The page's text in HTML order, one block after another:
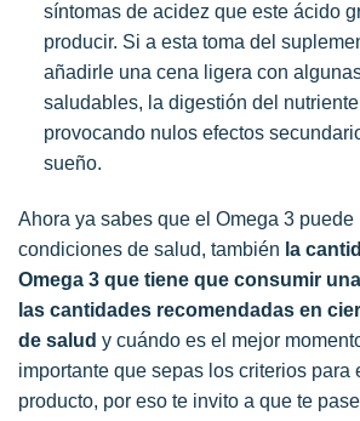
síntomas de acidez que este ácido
producir. Si a esta toma del
añadirle una cena ligera con
saludables, la digestión del
provocando nulos efectos
sueño.
Ahora ya sabes que el Omega 3 puede
condiciones de salud, también la
Omega 3 que tiene que consumir
las cantidades recomendadas en
de salud y cuándo es el mejor
importante que sepas los criterios para
producto, por eso te invito a que te